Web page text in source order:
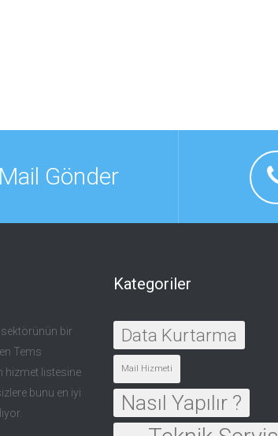
Mail Gönder
sektörünün bir
Tems
hizmet listesine
bunu en iyi
Kategoriler
Data Kurtarma
Mail Hizmeti
Nasıl Yapılır ?